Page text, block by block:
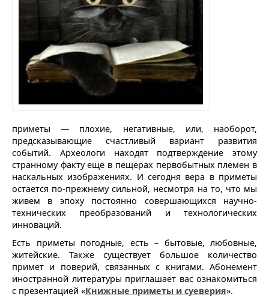
приметы — плохие, негативные, или, наоборот,
предсказывающие счастливый вариант развития
событий. Археологи находят подтверждение этому
странному факту еще в пещерах первобытных племен в
наскальных изображениях. И сегодня вера в приметы
остается по-прежнему сильной, несмотря на то, что мы
живем в эпоху постоянно совершающихся научно-
технических преобразований и технологических
инноваций.
Есть приметы погодные, есть – бытовые, любовные,
житейские. Также существует большое количество
примет и поверий, связанных с книгами. Абонемент
иностранной литературы приглашает вас ознакомиться
с презентацией «Книжные приметы и суеверия».